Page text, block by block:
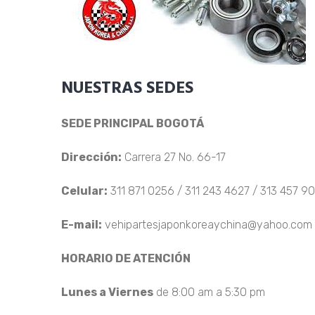
NUESTRAS SEDES
SEDE PRINCIPAL BOGOTÁ
Dirección: Carrera 27 No. 66-17
Celular: 311 871 0256 / 311 243 4627 / 313 457
E-mail: vehipartesjaponkoreaychina@yahoo.com
HORARIO DE ATENCIÓN
Lunes a Viernes de 8:00 am a 5:30 pm